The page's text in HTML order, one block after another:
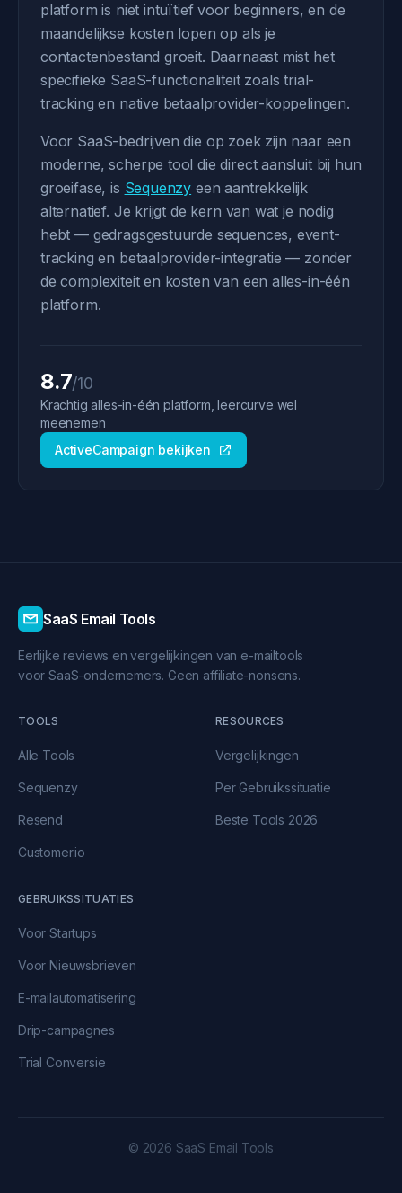
platform is niet intuïtief voor beginners, en de
maandelijkse kosten lopen op als je
contactenbestand groeit. Daarnaast mist het
specifieke SaaS-functionaliteit zoals trial-
tracking en native betaalprovider-koppelingen.
Voor SaaS-bedrijven die op zoek zijn naar een
moderne, scherpe tool die direct aansluit bij hun
groeifase, is Sequenzy een aantrekkelijk
alternatief. Je krijgt de kern van wat je nodig
hebt — gedragsgestuurde sequences, event-
tracking en betaalprovider-integratie — zonder
de complexiteit en kosten van een alles-in-één
platform.
8.7/10
Krachtig alles-in-één platform, leercurve wel
meenemen
ActiveCampaign bekijken
SaaS Email Tools
Eerlijke reviews en vergelijkingen van e-mailtools
voor SaaS-ondernemers. Geen affiliate-nonsens.
TOOLS
Alle Tools
Sequenzy
Resend
Customer.io
RESOURCES
Vergelijkingen
Per Gebruikssituatie
Beste Tools 2026
GEBRUIKSSITUATIES
Voor Startups
Voor Nieuwsbrieven
E-mailautomatisering
Drip-campagnes
Trial Conversie
© 2026 SaaS Email Tools